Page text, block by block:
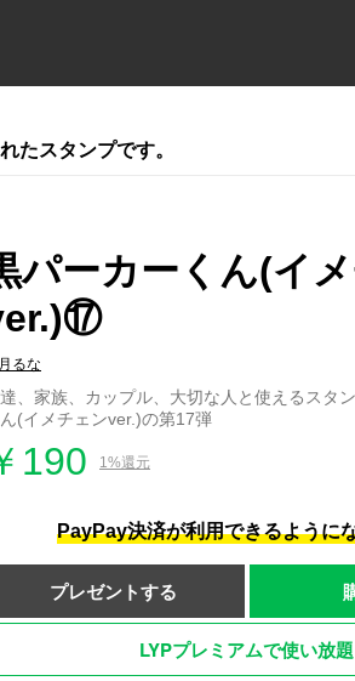
たスタンプです。
パーカーくん(イ
るな
、家族、カップル、大切な人と使えるスタ
ん(イメチェンver.)の第17弾
190 1%還元
PayPay決済が利用できるように
プレゼントする
LYPプレミアムで使い放題